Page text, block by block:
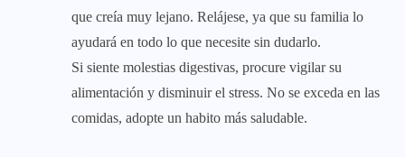
que creía muy lejano. Relájese, ya que su familia lo
ayudará en todo lo que necesite sin dudarlo.
Si siente molestias digestivas, procure vigilar su
alimentación y disminuir el stress. No se exceda en las
comidas, adopte un habito más saludable.